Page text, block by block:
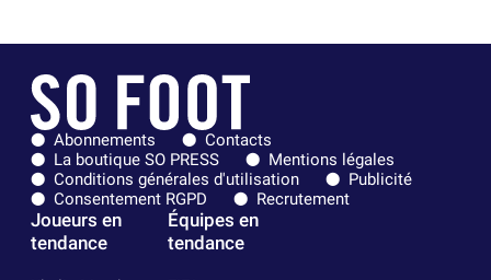
Abonnements
Contacts
La boutique SO PRESS
Mentions légales
Conditions générales d'utilisation
Publicité
Consentement RGPD
Recrutement
Joueurs en
tendance
Équipes en
tendance